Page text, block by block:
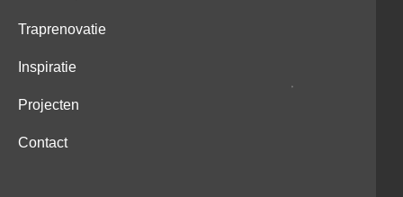
Traprenovatie
Inspiratie
Projecten
Contact